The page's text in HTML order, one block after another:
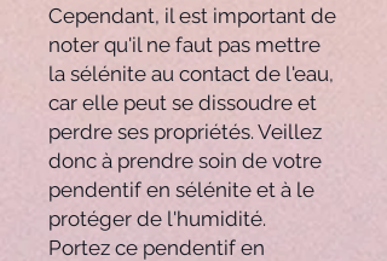
Cependant, il est important de
noter qu'il ne faut pas mettre
la sélénite au contact de l'eau,
car elle peut se dissoudre et
perdre ses propriétés. Veillez
donc à prendre soin de votre
pendentif en sélénite et à le
protéger de l'humidité.
Portez ce pendentif en